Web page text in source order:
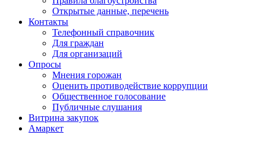
Открытые данные, перечень
Контакты
Телефонный справочник
Для граждан
Для организаций
Опросы
Мнения горожан
Оценить противодействие коррупции
Общественное голосование
Публичные слушания
Витрина закупок
Амаркет